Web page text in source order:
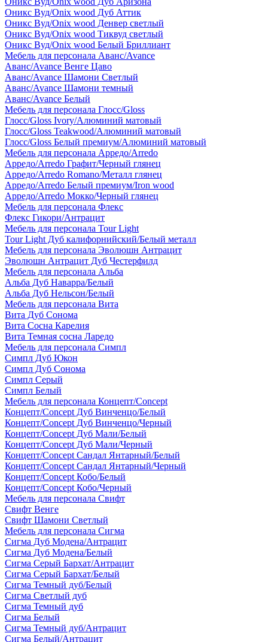
Оникс Вуд/Onix wood Дуб Аттик
Оникс Вуд/Onix wood Денвер светлый
Оникс Вуд/Onix wood Тиквуд светлый
Оникс Вуд/Onix wood Белый Бриллиант
Мебель для персонала Аванс/Avance
Аванс/Avance Венге Цаво
Аванс/Avance Шамони Светлый
Аванс/Avance Шамони темный
Аванс/Avance Белый
Мебель для персонала Глосс/Gloss
Глосс/Gloss Ivory/Алюминий матовый
Глосс/Gloss Teakwood/Алюминий матовый
Глосс/Gloss Белый премиум/Алюминий матовый
Мебель для персонала Арредо/Arredo
Арредо/Arredo Графит/Черный глянец
Арредо/Arredo Romano/Металл глянец
Арредо/Arredo Белый премиум/Iron wood
Арредо/Arredo Мокко/Черный глянец
Мебель для персонала Флекс
Флекс Гикори/Антрацит
Мебель для персонала Tour Light
Tour Light Дуб калифорнийский/Белый металл
Мебель для персонала Эволюшн Антрацит
Эволюшн Антрацит Дуб Честерфилд
Мебель для персонала Альба
Альба Дуб Наварра/Белый
Альба Дуб Нельсон/Белый
Мебель для персонала Вита
Вита Дуб Сонома
Вита Сосна Карелия
Вита Темная сосна Ларедо
Мебель для персонала Симпл
Симпл Дуб Юкон
Симпл Дуб Сонома
Симпл Серый
Симпл Белый
Мебель для персонала Концепт/Concept
Концепт/Concept Дуб Винченцо/Белый
Концепт/Concept Дуб Винченцо/Черный
Концепт/Concept Дуб Мали/Белый
Концепт/Concept Дуб Мали/Черный
Концепт/Concept Сандал Янтарный/Белый
Концепт/Concept Сандал Янтарный/Черный
Концепт/Concept Кобо/Белый
Концепт/Concept Кобо/Черный
Мебель для персонала Свифт
Свифт Венге
Свифт Шамони Светлый
Мебель для персонала Сигма
Сигма Дуб Модена/Антрацит
Сигма Дуб Модена/Белый
Сигма Серый Бархат/Антрацит
Сигма Серый Бархат/Белый
Сигма Темный дуб/Белый
Сигма Светлый дуб
Сигма Темный дуб
Сигма Белый
Сигма Темный дуб/Антрацит
Сигма Белый/Антрацит